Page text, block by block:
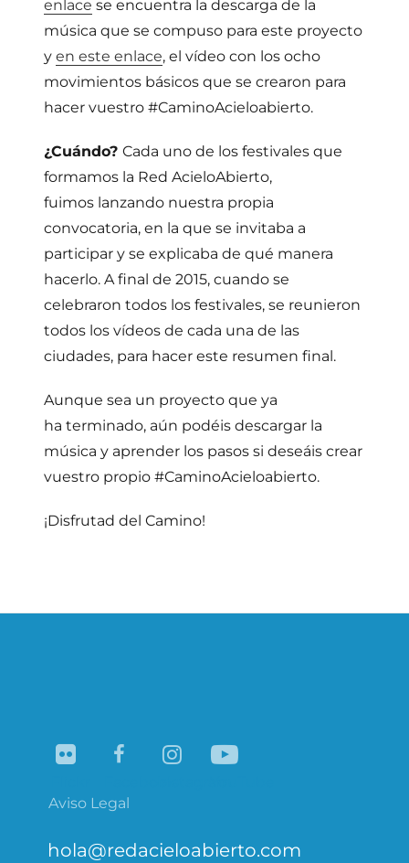
enlace se encuentra la descarga de la
música que se compuso para este proyecto
y en este enlace, el vídeo con los ocho
movimientos básicos que se crearon para
hacer vuestro #CaminoAcieloabierto.
¿Cuándo? Cada uno de los festivales que
formamos la Red AcieloAbierto,
fuimos lanzando nuestra propia
convocatoria, en la que se invitaba a
participar y se explicaba de qué manera
hacerlo. A final de 2015, cuando se
celebraron todos los festivales, se reunieron
todos los vídeos de cada una de las
ciudades, para hacer este resumen final.
Aunque sea un proyecto que ya
ha terminado, aún podéis descargar la
música y aprender los pasos si deseáis crear
vuestro propio #CaminoAcieloabierto.
¡Disfrutad del Camino!
Aviso Legal
hola@redacieloabierto.com